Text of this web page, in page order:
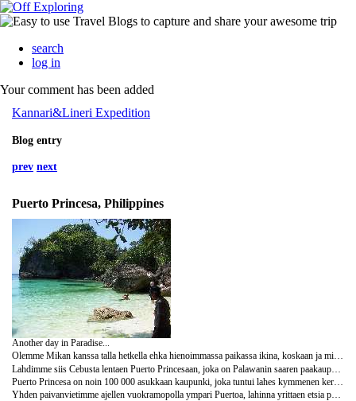
search
log in
Your comment has been added
Kannari&Lineri Expedition
Blog entry
prev next
Puerto Princesa, Philippines
Another day in Paradise...
Olemme Mikan kanssa talla hetkella ehka hienoimmassa paikassa ikina, koskaan ja milloinkaan. Saaren nimi on Palawan ja sen itarannikon yhdessa hienoimmista ja viela tuntemattomimmista rannoista. Kylan nimi on Santo Nino ja tama kertoo matkastamme sinne.
Yhden paivanvietimme ajellen vuokramopolla ympari Puertoa, lahinna yrittaen etsia paikallisia sukellusliikkeita, joiden loytaminen osoittautuikin aika haasteelliseksi. Lopulta paatimme olla sukeltamatta koko paikassa, koska hinnat olivat aika korkealla. Yhdella moporeissulla kavimme paikallisella perhosfarmilla, jossa opas tutustutti honkkelit naiden siivekkaiden maailmaan. Todella herttainen paikka kauniine perhosineen!